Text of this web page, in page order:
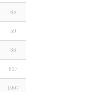
65
59
86
817
1007